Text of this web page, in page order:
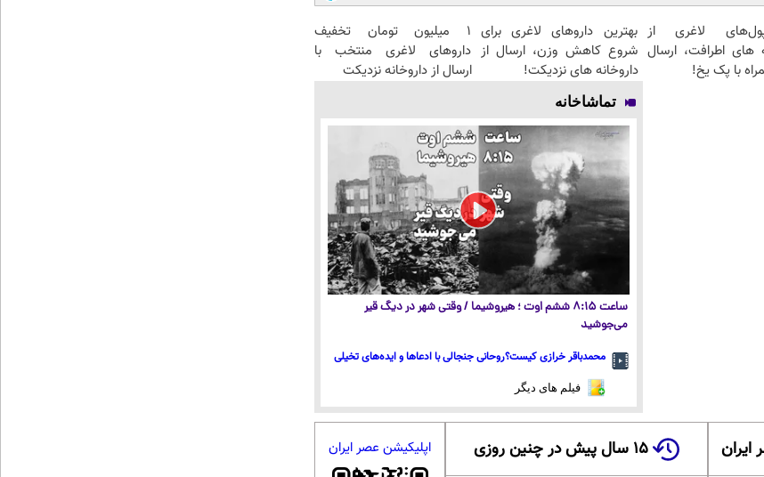
لاغری از
های اطرافت، ارسال
با پک یخ!
بهترین داروهای لاغری برای
شروع کاهش وزن، ارسال از
داروخانه های نزدیکت!
۱ میلیون تومان تخفیف
داروهای لاغری منتخب با
ارسال از داروخانه نزدیکت
تماشاخانه
ساعت ۸:۱۵ ششم اوت ؛ هیروشیما / وقتی شهر در دیگ قیر
می‌جوشید
محمدباقر خرازی کیست؟روحانی جنجالی با ادعاها و ایده‌های تخیلی
فیلم های دیگر
ایران ۱۵ سال پیش در چنین روزی اپلیکیشن عصر ایران